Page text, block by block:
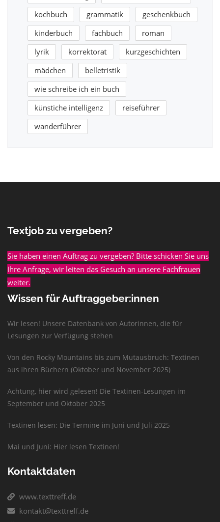
kochbuch
grammatik
geschenkbuch
kinderbuch
fachbuch
roman
lyrik
korrektorat
kurzgeschichten
mädchen
belletristik
wie schreibe ich ein buch
künstiche intelligenz
reiseführer
wanderführer
Textjob zu vergeben?
Sie haben einen Auftrag zu vergeben? Bitte schicken Sie uns
Ihre Anfrage, wir leiten das Gesuch an unsere Fachfrauen
weiter.
Wissen für Auftraggeber:innen
Wir lesen! Unsere Datenbank von Autorinnen, die für
Lesungen zur Verfügung stehen
Von den Rocky Mountains bis zum Mutausbruch: Textinen
aus ihren Büchern (Oktober und November 2025)
Achtung, hier wird gelesen! Die Textinen-Lesungen im
September und Oktober 2025
Textinen lesen: Die Termine im Juni und Juli 2025
Mai und Juni: Hier lesen Textinen!
Kontaktdaten
www.texttreff.de
kontakt@texttreff.de